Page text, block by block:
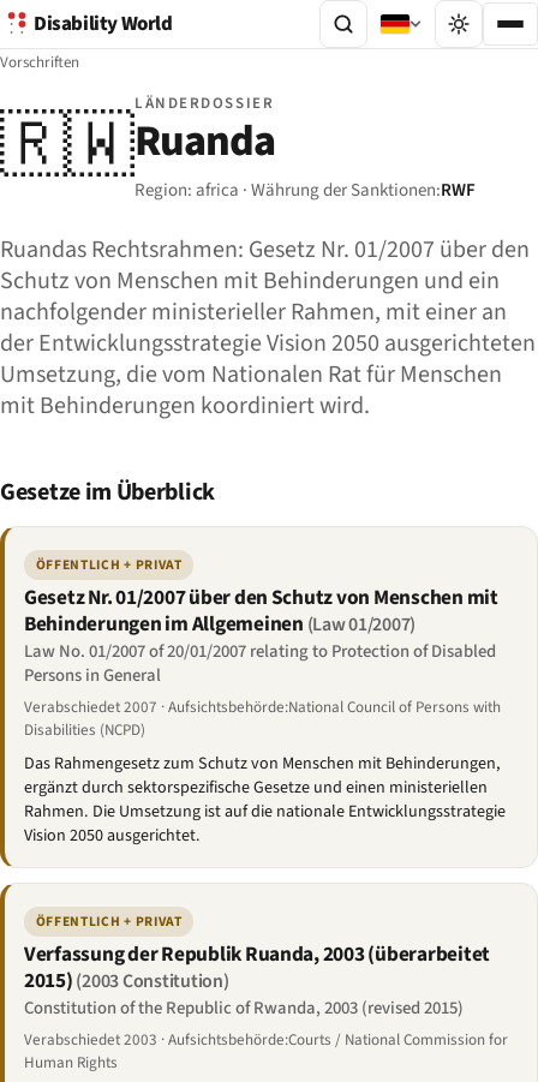
Disability World
Vorschriften
🇷🇼LÄNDERDOSSIER
Ruanda
Region: africa · Währung der Sanktionen:RWF
Ruandas Rechtsrahmen: Gesetz Nr. 01/2007 über den
Schutz von Menschen mit Behinderungen und ein
nachfolgender ministerieller Rahmen, mit einer an
der Entwicklungsstrategie Vision 2050 ausgerichteten
Umsetzung, die vom Nationalen Rat für Menschen
mit Behinderungen koordiniert wird.
Gesetze im Überblick
ÖFFENTLICH + PRIVAT
Gesetz Nr. 01/2007 über den Schutz von Menschen mit
Behinderungen im Allgemeinen (Law 01/2007)
Law No. 01/2007 of 20/01/2007 relating to Protection of Disabled
Persons in General
Verabschiedet 2007 · Aufsichtsbehörde:National Council of Persons with
Disabilities (NCPD)
Das Rahmengesetz zum Schutz von Menschen mit Behinderungen,
ergänzt durch sektorspezifische Gesetze und einen ministeriellen
Rahmen. Die Umsetzung ist auf die nationale Entwicklungsstrategie
Vision 2050 ausgerichtet.
ÖFFENTLICH + PRIVAT
Verfassung der Republik Ruanda, 2003 (überarbeitet
2015)(2003 Constitution)
Constitution of the Republic of Rwanda, 2003 (revised 2015)
Verabschiedet 2003 · Aufsichtsbehörde:Courts / National Commission for
Human Rights